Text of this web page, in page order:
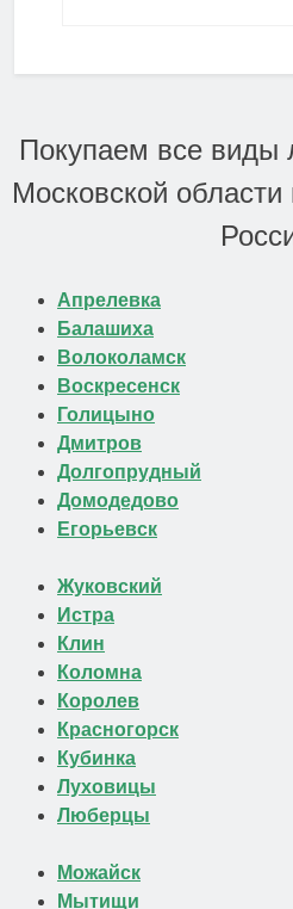
Покупаем все виды
Московской
Апрелевка
Балашиха
Волоколамск
Воскресенск
Голицыно
Дмитров
Долгопрудный
Домодедово
Егорьевск
Жуковский
Истра
Клин
Коломна
Королев
Красногорск
Кубинка
Луховицы
Люберцы
Можайск
Мытищи